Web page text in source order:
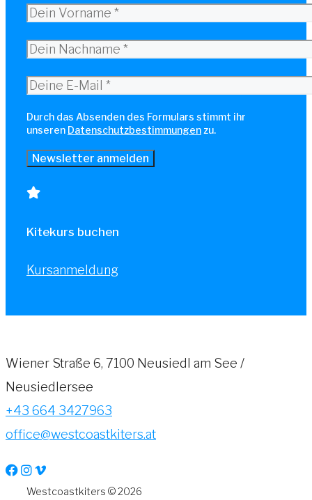
Durch das Absenden des Formulars stimmt ihr
unseren Datenschutzbestimmungen zu.
Kitekurs buchen
Kursanmeldung
Wiener Straße 6, 7100 Neusiedl am See /
Neusiedlersee
+43 664 3427963
office@westcoastkiters.at
Westcoastkiters © 2026